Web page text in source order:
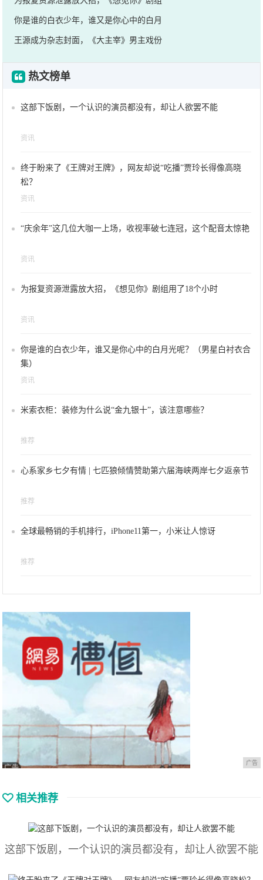
你是谁的白衣少年，谁又是你心中的白月
王源成为杂志封面，《大主宰》男主戏份
热文榜单
这部下饭剧，一个认识的演员都没有，却让人欲罢不能
资讯
终于盼来了《王牌对王牌》，网友却说“吃播”贾玲长得像高晓
松？
资讯
“庆余年”这几位大咖一上场，收视率破七连冠，这个配音太惊艳
资讯
为报复资源泄露放大招，《想见你》剧组用了18个小时
资讯
你是谁的白衣少年，谁又是你心中的白月光呢？（男星白衬衣合
集）
资讯
米索衣柜：装修为什么说“金九银十”，该注意哪些？
推荐
心系家乡七夕有情 | 七匹狼倾情赞助第六届海峡两岸七夕返亲节
推荐
全球最畅销的手机排行，iPhone11第一，小米让人惊讶
推荐
广告
相关推荐
这部下饭剧，一个认识的演员都没有，却让人欲罢不能